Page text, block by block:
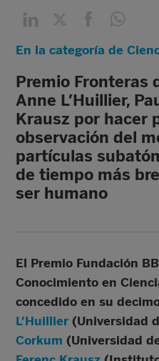
En la categoría de
Premio Fronteras
Anne L’Huillier,
Krausz por hacer
observación del
partículas
de tiempo más
ser humano
El Premio Fundación
Conocimiento en
concedido en su
L’Huillier (Universidad
Corkum (Universidad